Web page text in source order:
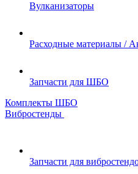
Вулканизаторы
Расходные материалы /
Запчасти для ШБО
Комплекты ШБО
Вибростенды
Запчасти для